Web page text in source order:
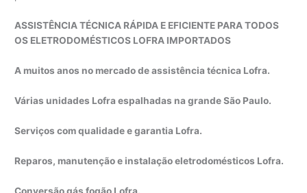
ASSISTÊNCIA TÉCNICA RÁPIDA E EFICIENTE PARA TODOS
OS ELETRODOMÉSTICOS LOFRA IMPORTADOS
A muitos anos no mercado de assistência técnica Lofra.
Várias unidades Lofra espalhadas na grande São Paulo.
Serviços com qualidade e garantia Lofra.
Reparos, manutenção e instalação eletrodomésticos Lofra.
Conversão gás fogão Lofra.